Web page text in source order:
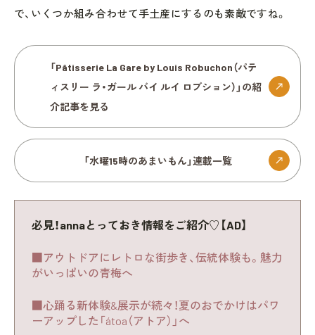
で、いくつか組み合わせて手土産にするのも素敵ですね。
「Pâtisserie La Gare by Louis Robuchon（パテ
ィスリー ラ・ガール バイ ルイ ロブション）」の紹
介記事を見る
「水曜15時のあまいもん」連載一覧
必見！annaとっておき情報をご紹介♡【AD】
■アウトドアにレトロな街歩き、伝統体験も。魅力
がいっぱいの青梅へ
■心踊る新体験&展示が続々！夏のおでかけはパワ
ーアップした「átoa（アトア）」へ